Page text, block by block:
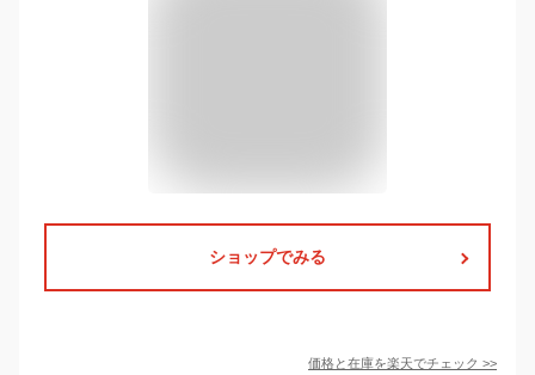
ショップでみる
価格と在庫を楽天でチェック >>